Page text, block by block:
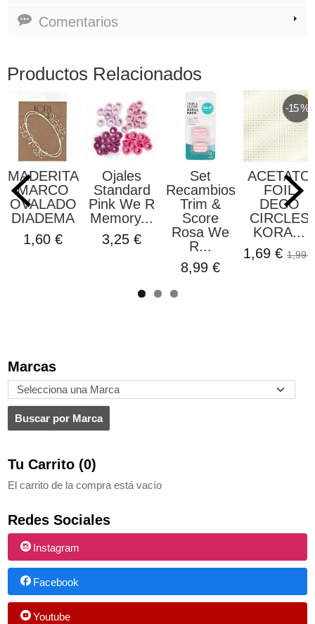
Marcas
Tu Carrito (0)
El carrito de la compra está vacío
Redes Sociales
Instagram
Facebook
Youtube
Comentarios
Productos Relacionados
MADERITA
MARCO
OVALADO
DIADEMA
1,60 €
Ojales
Standard
Pink We R
Memory...
3,25 €
Set
Recambios
Trim &
Score
Rosa We
R...
8,99 €
-15 %
ACETATO
FOIL
DECO
CIRCLES
KORA...
1,69 € 1,99 €